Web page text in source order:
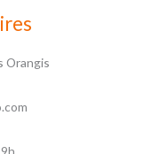
Orangis